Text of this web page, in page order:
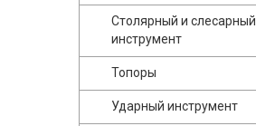
Столярный и слесарный
инструмент
Топоры
Ударный инструмент